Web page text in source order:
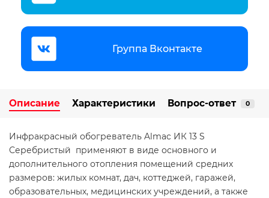
Группа Вконтакте
Описание Характеристики Вопрос-ответ 0
Инфракрасный обогреватель Almac ИК 13 S
Серебристый применяют в виде основного и
дополнительного отопления помещений средних
размеров: жилых комнат, дач, коттеджей, гаражей,
образовательных, медицинских учреждений, а также